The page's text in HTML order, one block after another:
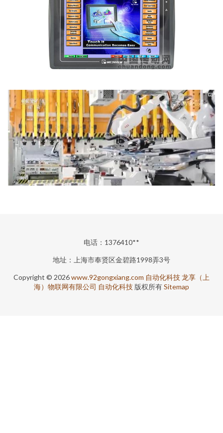
电话：1376410**
地址：上海市奉贤区金碧路1998弄3号
Copyright © 2026www.92gongxiang.com 自动化科技龙享（上
海）物联网有限公司 自动化科技 版权所有Sitemap